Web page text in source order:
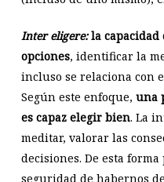
Inter eligere:la capacidad
opciones, identificar la
incluso se relaciona con
Según este enfoque, una
es capaz elegir bien. La
meditar, valorar las
decisiones. De esta
seguridad de habernos